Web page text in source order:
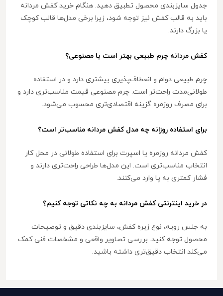
جدول سایزبندی محصول تطبیق دهید. هنگام خرید کفش مردانه
باید به قالب کفش نیز توجه شود، زیرا برخی مدل‌ها قالب کوچک
یا بزرگ دارند.
کفش مردانه چرم طبیعی بهتر است یا مصنوعی؟
چرم طبیعی دوام و انعطاف‌پذیری بیشتری دارد و در استفاده
طولانی‌مدت راحت‌تر است. چرم مصنوعی قیمت مناسب‌تری دارد و
برای مصرف روزمره گزینه اقتصادی‌تری محسوب می‌شود.
برای استفاده روزانه چه مدل کفش مردانه مناسب‌تر است؟
کفش مردانه روزمره یا اسپرت برای استفاده طولانی در محل کار
انتخاب مناسب‌تری است. این مدل‌ها طراحی راحت‌تری دارند و
فشار کمتری به پا وارد می‌کنند.
در خرید اینترنتی کفش مردانه به چه نکاتی توجه کنیم؟
به جنس رویه، نوع زیره کفش، سایزبندی دقیق و توضیحات
محصول توجه کنید. بررسی تصاویر واقعی و مشخصات فنی کمک
می‌کند انتخاب دقیق‌تری داشته باشید.